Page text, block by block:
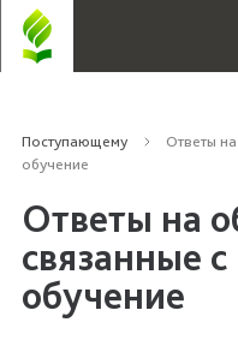
Поступающему
Ответы
обучение
Ответы на
связанные
обучение